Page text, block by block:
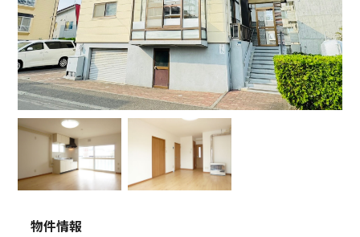
物件情報